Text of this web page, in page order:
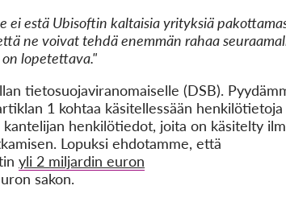
ei estä Ubisoftin kaltaisia yrityksiä
ne voivat tehdä enemmän rahaa
lopetettava."
tietosuojaviranomaiselle (DSB).
1 kohtaa käsitellessään henkilötietoja
henkilötiedot, joita on käsitelty
Lopuksi ehdotamme, että
yli 2 miljardin euron
sakon.